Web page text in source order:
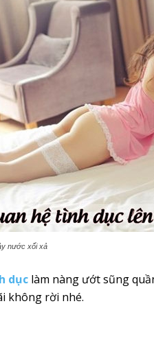
nước xối xả
dục làm nàng ướt sũng
không rời nhé.